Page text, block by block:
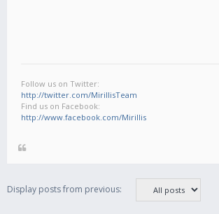
Follow us on Twitter:
http://twitter.com/MirillisTeam
Find us on Facebook:
http://www.facebook.com/Mirillis
Display posts from previous: